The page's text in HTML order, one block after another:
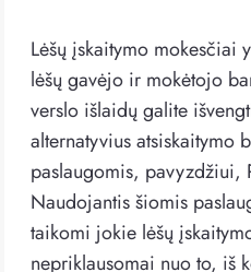
Lėšų įskaitymo mokesčiai
lėšų gavėjo ir mokėtojo
verslo išlaidų galite
alternatyvius atsiskaitymo
paslaugomis, pavyzdžiui,
Naudojantis šiomis
taikomi jokie lėšų
nepriklausomai nuo to, iš